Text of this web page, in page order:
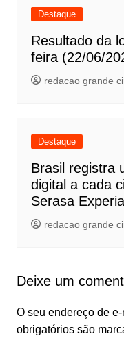
Destaque
Resultado da
feira (22/06/
redacao grande
Destaque
Brasil registra
digital a cada
Serasa
redacao grande
Deixe um
O seu endereço de
obrigatórios são